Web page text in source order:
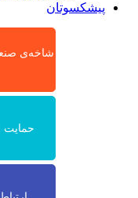
پیشکسوتان
شاخه‌ی
حمایت